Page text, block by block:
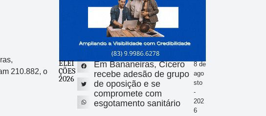
210.882, o
ELEI
ÇÕES
2026
Em Bananeiras, Cícero
recebe adesão de grupo
de oposição e se
compromete com
esgotamento sanitário
8 de
ago
sto
-
202
6